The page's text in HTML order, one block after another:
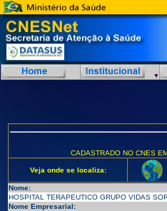
CADASTRADO NO CNES
Veja onde se localiza:
Nome:
HOSPITAL TERAPEUTICO GRUPO VIDAS
Nome Empresarial: